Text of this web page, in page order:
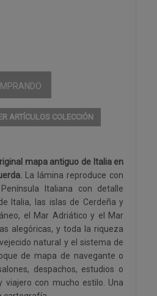
ARTÍCULOS COLECCIÓN
mapa antiguo de Italia en
La lámina reproduce con
Italiana con detalle
Italia, las islas de Cerdeña y
el Mar Adriático y el Mar
alegóricas, y toda la riqueza
natural y el sistema de
de mapa de navegante o
despachos, estudios o
viajero con mucho estilo. Una